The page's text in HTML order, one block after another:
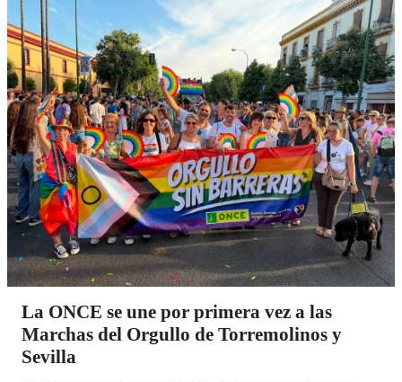
Social ONCE, que es hoy el tercer mayor empleador
de España y el primero a nivel mundial de personas
con discapacidad. Juliet, Florín, Norma e Iván son
cuatro ejemplos más de la riqueza humana que atesora
la ONCE.
La ONCE se une por primera vez a las
Marchas del Orgullo de Torremolinos y
Sevilla